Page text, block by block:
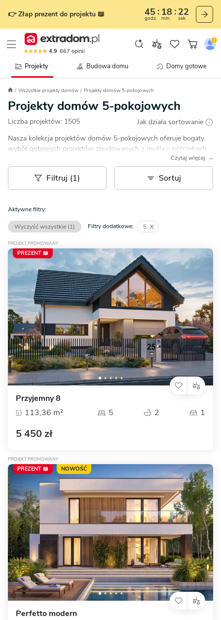
👉 Złap prezent do projektu 📖 45
godz.
18
min.
19
sek.
4.9 667 opinii
Projekty Budowa domu Domy gotowe
Wszystkie projekty domów Projekty domów 5-pokojowych
Projekty domów 5-pokojowych
Liczba projektów: 1505
Jak działa sortowanie
Nasza kolekcja projektów domów 5-pokojowych oferuje bogaty
wybór gotowych projektów zbudowanych z myślą o potrzebach
większej rodziny. Każdy został zaprojektowany z dbałością, aby
Twój dom był funkcjonalny i wygodny na całym metrażu.
Czytaj więcej
Filtruj (1) Sortuj
Aktywne filtry:
Wyczyść wszystkie (1) Filtry dodatkowe: 5
PROJEKT PROMOWANY
Przyjemny 8
113,36 m²
5 2 1
5 450 zł
PREZENT 📖
PROJEKT PROMOWANY
Perfetto modern
PREZENT 📖 NOWOŚĆ